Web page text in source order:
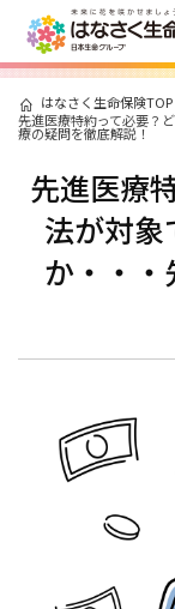
はなさく生命保険TOP
先進医療特約って必要？
療の疑問を徹底解説！
先進医療
法が対象
か・・・